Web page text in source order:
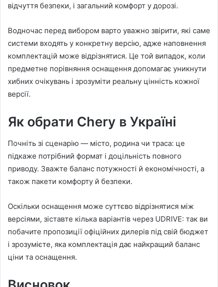
відчуття безпеки, і загальний комфорт у дорозі.
Водночас перед вибором варто уважно звірити, які саме
системи входять у конкретну версію, адже наповнення
комплектацій може відрізнятися. Це той випадок, коли
предметне порівняння оснащення допомагає уникнути
хибних очікувань і зрозуміти реальну цінність кожної
версії.
Як обрати Chery в Україні
Почніть зі сценарію — місто, родина чи траса: це
підкаже потрібний формат і доцільність повного
приводу. Зважте баланс потужності й економічності, а
також пакети комфорту й безпеки.
Оскільки оснащення може суттєво відрізнятися між
версіями, зіставте кілька варіантів через UDRIVE: так ви
побачите пропозиції офіційних дилерів під свій бюджет
і зрозумієте, яка комплектація дає найкращий баланс
ціни та оснащення.